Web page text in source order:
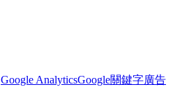
Google AnalyticsGoogle關鍵字廣告